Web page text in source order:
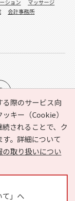
る際のサービス向
キー（Cookie）
されることで、ク
。詳細について
の取り扱いについ
て」へ
ヘルプ
運営会社
合わせ
ション
マッサージ
会計事務所